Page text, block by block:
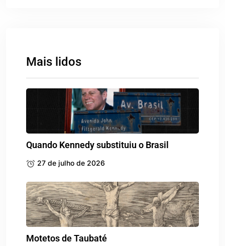
Mais lidos
Quando Kennedy substituiu o Brasil
27 de julho de 2026
Motetos de Taubaté